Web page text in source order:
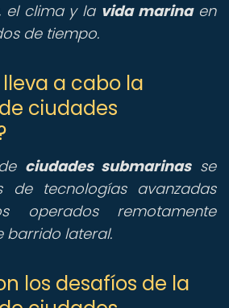
el clima y la vida marinaen
de tiempo.
a cabo la
ciudades
ciudades submarinasse
de tecnologías avanzadas
operados remotamente
barrido lateral.
los desafíos de la